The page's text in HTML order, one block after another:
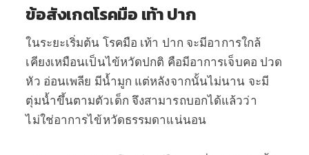
ข้อสังเกตโรคมือ เท้า ปาก
ในระยะเริ่มต้น โรคมือ เท้า ปาก จะมีอาการใกล้
เคียงเหมือนเป็นไข้หวัดปกติ คือมีอาการเจ็บคอ ปวด
หัว อ่อนเพลีย มีน้ำมูก แต่หลังจากนั้นไม่นาน จะมี
ตุ่มน้ำขึ้นตามตัวเด็ก จึงสามารถบอกได้แล้วว่า
ไม่ใช่อาการไข้หวัดธรรมดาแน่นอน